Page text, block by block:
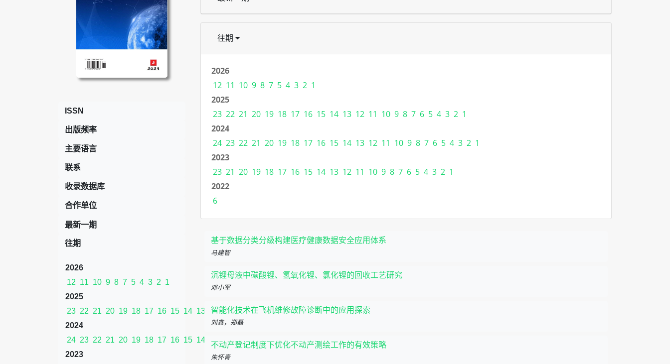
ISSN
出版频率
主要语言
联系
收录数据库
合作单位
最新一期
往期
2026
12 11 10 9 8 7 5 4 3 2 1
2025
23 22 21 20 19 18 17 16 15 14 13 12 11 10 9 8 7 6 5 4 3 2 1
2024
24 23 22 21 20 19 18 17 16 15 14 13 12 11 10 9 8 7 6 5 4 3 2
1
2023
往期
2026
12 11 10 9 8 7 5 4 3 2 1
2025
23 22 21 20 19 18 17 16 15 14 13 12 11 10 9 8 7 6 5 4 3 2 1
2024
24 23 22 21 20 19 18 17 16 15 14 13 12 11 10 9 8 7 6 5 4 3 2 1
2023
23 21 20 19 18 17 16 15 14 13 12 11 10 9 8 7 6 5 4 3 2 1
2022
6
基于数据分类分级构建医疗健康数据安全应用体系
马建智
沉锂母液中碳酸锂、氢氧化锂、氯化锂的回收工艺研究
邓小军
智能化技术在飞机维修故障诊断中的应用探索
刘鑫，郑磊
不动产登记制度下优化不动产测绘工作的有效策略
朱怀青